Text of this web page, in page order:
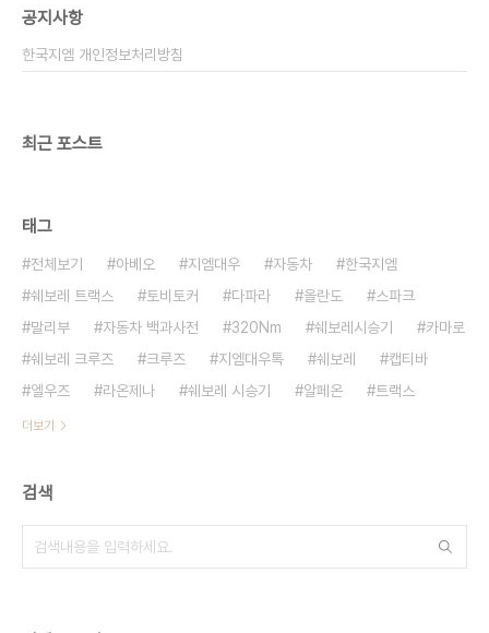
공지사항
한국지엠 개인정보처리방침
최근 포스트
태그
전체보기 아베오 지엠대우 자동차
한국지엠
쉐보레 트랙스
토비토커 다파라 올란도
스파크
말리부
자동차 백과사전 320Nm 쉐보레시승기
카마로
쉐보레 크루즈
크루즈 지엠대우톡 쉐보레
캡티바
엘우즈
라온제나 쉐보레 시승기 알페온 트랙스
더보기
검색